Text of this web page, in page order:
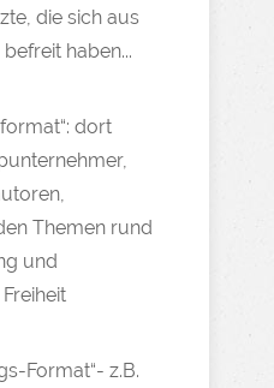
die sich aus
haben...
dort
Themen rund
und
Format“- z.B.